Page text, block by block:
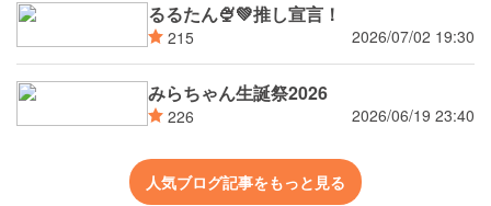
るるたん🍨‪💚推し宣言！
215 2026/07/02 19:30
みらちゃん生誕祭2026
226 2026/06/19 23:40
人気ブログ記事をもっと見る